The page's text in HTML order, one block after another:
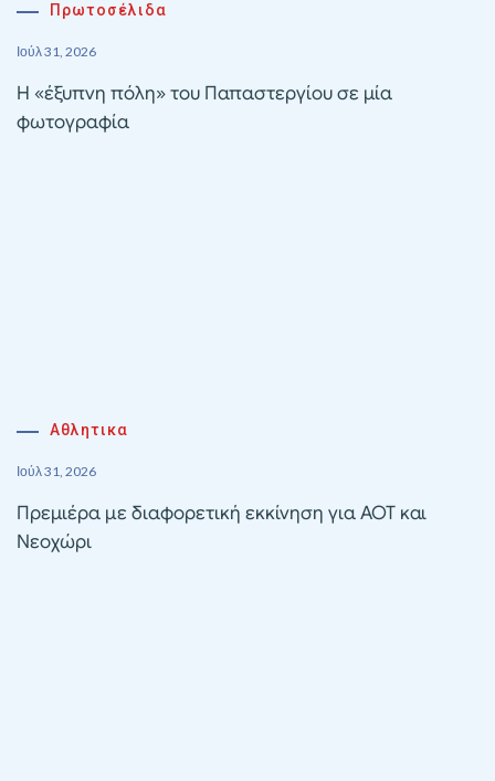
Πρωτοσέλιδα
Ιούλ 31, 2026
Η «έξυπνη πόλη» του Παπαστεργίου σε μία
φωτογραφία
Αθλητικα
Ιούλ 31, 2026
Πρεμιέρα με διαφορετική εκκίνηση για ΑΟΤ και
Νεοχώρι